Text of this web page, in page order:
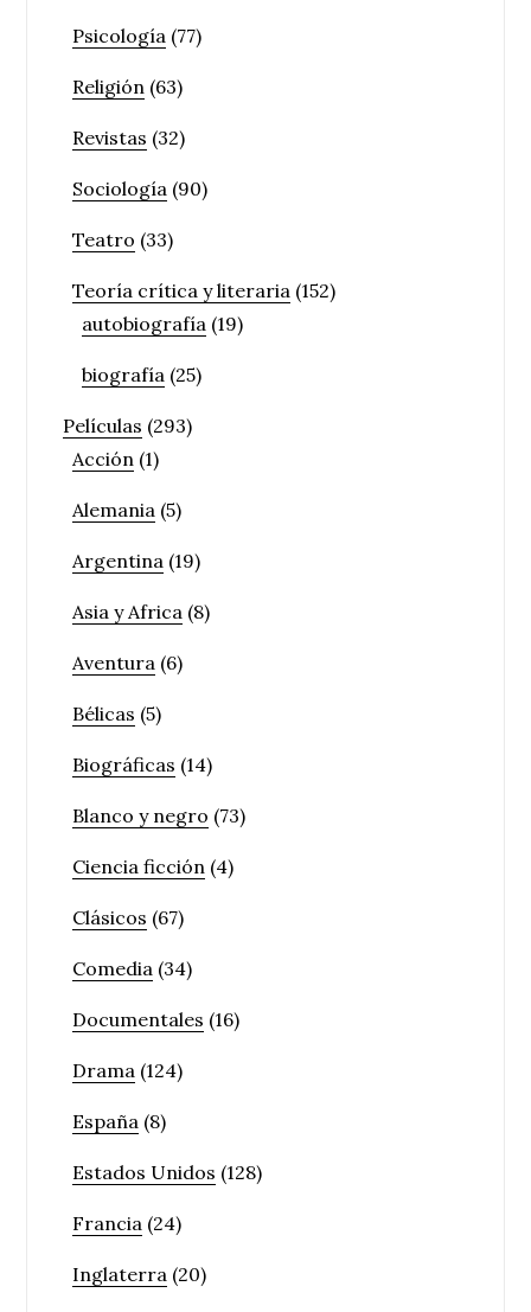
Psicología (77)
Religión (63)
Revistas (32)
Sociología (90)
Teatro (33)
Teoría crítica y literaria (152)
autobiografía (19)
biografía (25)
Películas (293)
Acción (1)
Alemania (5)
Argentina (19)
Asia y Africa (8)
Aventura (6)
Bélicas (5)
Biográficas (14)
Blanco y negro (73)
Ciencia ficción (4)
Clásicos (67)
Comedia (34)
Documentales (16)
Drama (124)
España (8)
Estados Unidos (128)
Francia (24)
Inglaterra (20)